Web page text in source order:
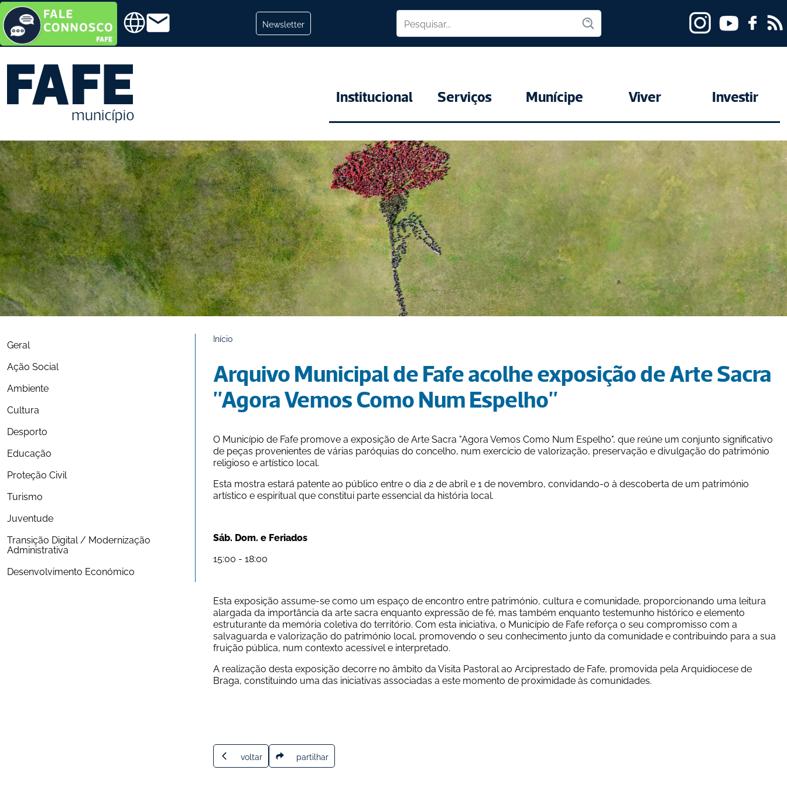
Newsletter
Institucional Serviços Munícipe Viver Investir
Geral
Ação Social
Ambiente
Cultura
Desporto
Educação
Proteção Civil
Turismo
Juventude
Transição Digital / Modernização
Administrativa
Desenvolvimento Económico
Início
Arquivo Municipal de Fafe acolhe exposição de Arte Sacra
"Agora Vemos Como Num Espelho"
O Município de Fafe promove a exposição de Arte Sacra "Agora Vemos Como Num Espelho", que reúne um conjunto significativo
de peças provenientes de várias paróquias do concelho, num exercício de valorização, preservação e divulgação do património
religioso e artístico local.
Esta mostra estará patente ao público entre o dia 2 de abril e 1 de novembro, convidando-o à descoberta de um património
artístico e espiritual que constitui parte essencial da história local.
Sáb. Dom. e Feriados
15:00 - 18:00
Esta exposição assume-se como um espaço de encontro entre património, cultura e comunidade, proporcionando uma leitura
alargada da importância da arte sacra enquanto expressão de fé, mas também enquanto testemunho histórico e elemento
estruturante da memória coletiva do território. Com esta iniciativa, o Município de Fafe reforça o seu compromisso com a
salvaguarda e valorização do património local, promovendo o seu conhecimento junto da comunidade e contribuindo para a sua
fruição pública, num contexto acessível e interpretado.
A realização desta exposição decorre no âmbito da Visita Pastoral ao Arciprestado de Fafe, promovida pela Arquidiocese de
Braga, constituindo uma das iniciativas associadas a este momento de proximidade às comunidades.
voltar partilhar